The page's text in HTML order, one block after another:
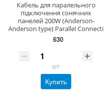
Кабель для паралельного
підключення сонячних
панелей 200W (Anderson-
Anderson type) Parallel Connecti
630
шт
Купить